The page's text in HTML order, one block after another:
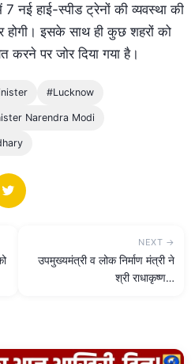
नई हाई-स्पीड ट्रेनों की व्यवस्था की
होगी। इसके साथ ही कुछ शहरों को
करने पर जोर दिया गया है।
#Lucknow
Narendra Modi
NEXT →
उपमुख्यमंत्री व लोक निर्माण मंत्री ने
श्री राधाकृष्ण…